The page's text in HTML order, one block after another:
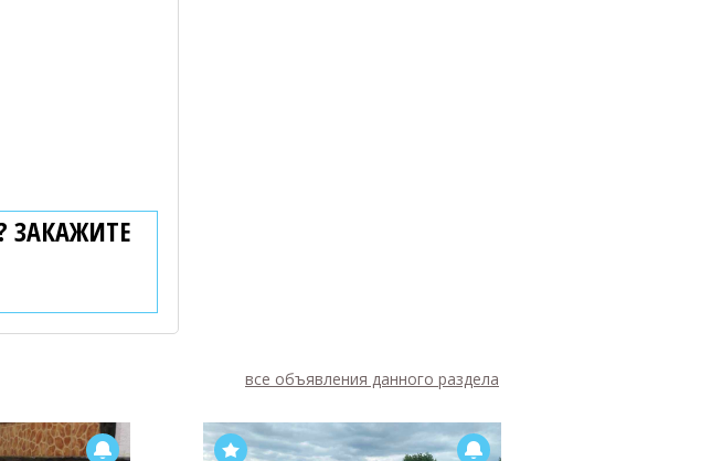
ЗАКАЖИТЕ
все объявления данного раздела